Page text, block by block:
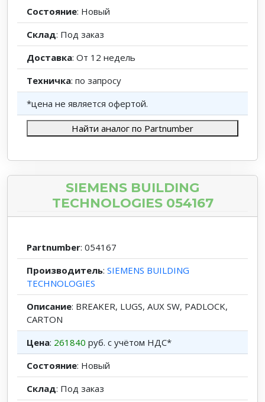
Состояние: Новый
Склад: Под заказ
Доставка: От 12 недель
Техничка: по запросу
*цена не является офертой.
Найти аналог по Partnumber
SIEMENS BUILDING
TECHNOLOGIES 054167
Partnumber: 054167
Производитель: SIEMENS BUILDING
TECHNOLOGIES
Описание: BREAKER, LUGS, AUX SW, PADLOCK,
CARTON
Цена: 261840 руб. с учётом НДС*
Состояние: Новый
Склад: Под заказ